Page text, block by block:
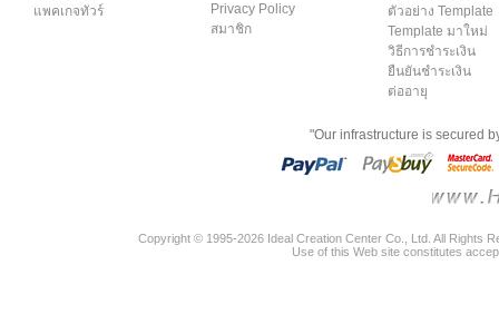
แพคเกจทัวร์
Privacy Policy
สมาชิก
ตัวอย่าง Template
Template มาใหม่
วิธีการชำระเงิน
ยืนยันชำระเงิน
ต่ออายุ
"Our infrastructure is secured
Copyright © 1995-2026 Ideal Creation Center Co., Ltd. All Rights
Use of this Web site constitutes